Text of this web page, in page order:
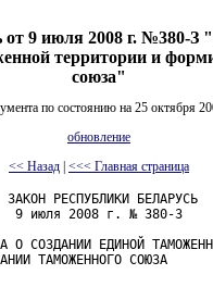
от 9 июля 2008 г. №380-
территории и
союза"
по состоянию на 25 октября
обновление
<< Назад | <<< Главная страница
ЗАКОН РЕСПУБЛИКИ БЕЛАРУСЬ
9 июля 2008 г. № 380-З
О СОЗДАНИИ ЕДИНОЙ
ТАМОЖЕННОГО СОЮЗА